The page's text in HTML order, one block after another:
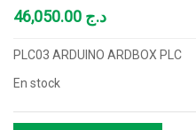
د.ج
PLC03 ARDUINO ARDBOX PLC
En stock